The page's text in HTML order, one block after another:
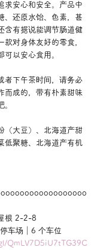
求安心和安全。产品中
、还原水饴、色素，甚
含有据说能调节肠道健
款对身体友好的零食，
可以安心食用。
者下午茶时间，请务必
而成的，带有朴素甜味
。
（大豆）、北海道产甜
低聚糖、北海道产有机
根 2-2-8
车场｜6 个车位
QmLV7D5iU7tTG39C